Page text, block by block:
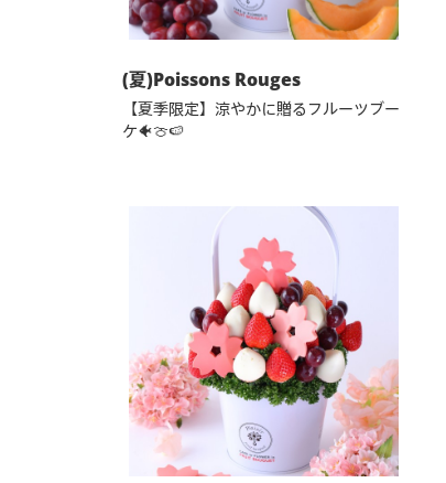
(夏)Poissons Rouges
【夏季限定】涼やかに贈るフルーツブー
ケ🐠🍈🍉